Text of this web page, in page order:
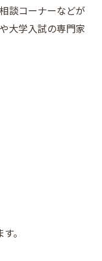
談コーナーなどが
大学入試の専門家
。